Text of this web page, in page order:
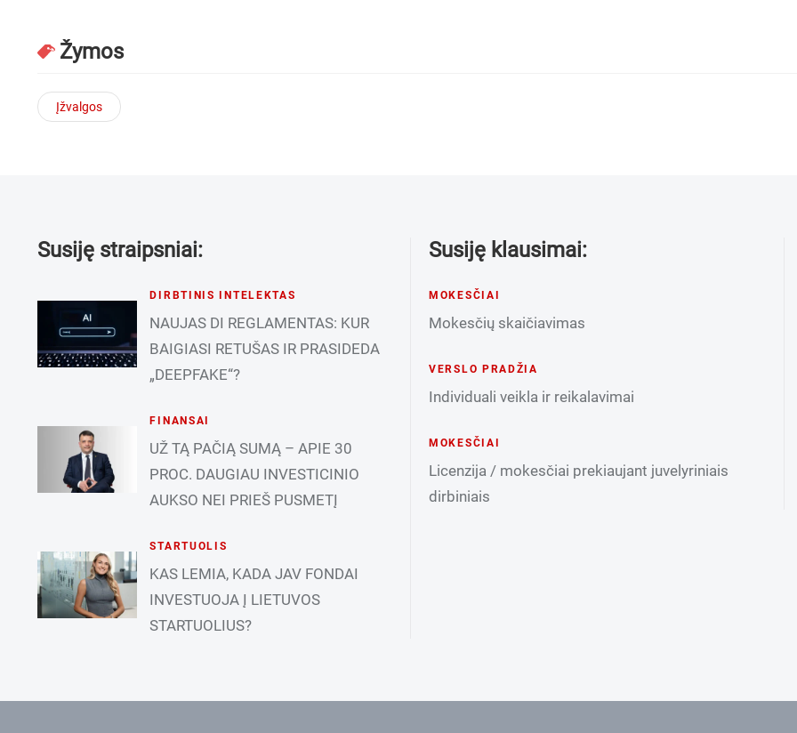
Žymos
Įžvalgos
Susiję straipsniai:
DIRBTINIS INTELEKTAS
NAUJAS DI REGLAMENTAS: KUR
BAIGIASI RETUŠAS IR PRASIDEDA
„DEEPFAKE“?
FINANSAI
UŽ TĄ PAČIĄ SUMĄ – APIE 30
PROC. DAUGIAU INVESTICINIO
AUKSO NEI PRIEŠ PUSMETĮ
STARTUOLIS
KAS LEMIA, KADA JAV FONDAI
INVESTUOJA Į LIETUVOS
STARTUOLIUS?
Susiję klausimai:
MOKESČIAI
Mokesčių skaičiavimas
VERSLO PRADŽIA
Individuali veikla ir reikalavimai
MOKESČIAI
Licenzija / mokesčiai prekiaujant juvelyriniais
dirbiniais